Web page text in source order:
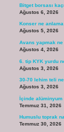
Bitget borsası
Ağustos 6, 2026
Konser ne
Ağustos 5, 2026
Avans yapmak ne
Ağustos 4, 2026
6. tip KYK yurdu
Ağustos 3, 2026
30-70 lehim teli
Ağustos 3, 2026
İçinde alüminyum
Temmuz 31, 2026
Humuslu toprak
Temmuz 30, 2026